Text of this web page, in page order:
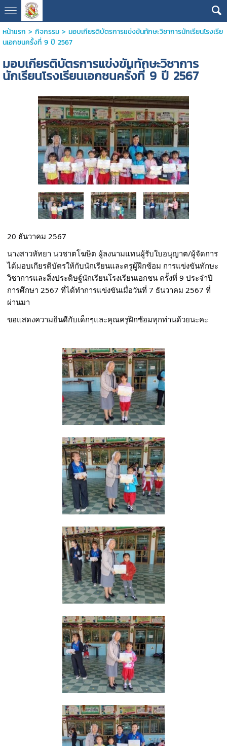
หน้าแรก > กิจกรรม> มอบเกียรติบัตรการแข่งขันทักษะวิชาการนักเรียนโรงเรีย
นเอกชนครั้งที่ 9 ปี 2567
มอบเกียรติบัตรการแข่งขันทักษะวิชาการ
นักเรียนโรงเรียนเอกชนครั้งที่ 9 ปี 2567
20 ธันวาคม 2567
ได้มอบเกียรติบัตรให้กับนักเรียนและครูผู้ฝึกซ้อม การแข่งขันทักษะ
วิชาการและสิ่งประดิษฐ์นักเรียนโรงเรียนเอกชน ครั้งที่ 9 ประจำปี
การศึกษา 2567 ที่ได้ทำการแข่งขันเมื่อวันที่ 7 ธันวาคม 2567 ที่
ผ่านมา
ขอแสดงความยินดีกับเด็กๆและคุณครูฝึกซ้อมทุกท่านด้วยนะคะ